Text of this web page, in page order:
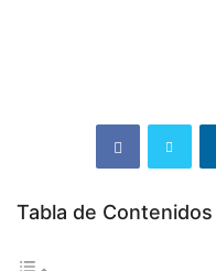
Tabla de Contenidos